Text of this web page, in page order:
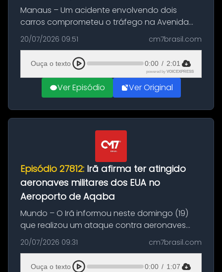
Manaus – Um acidente envolvendo dois
carros comprometeu o tráfego na Avenida
Brasil durante a manhã desta segunda-feira
(20), em frente ao complexo da Prefeitura de
Manaus, na Zona Oeste. A batida ter...
20/07/2026 09:51 cm7brasil.com
Ouça o texto 0:00 / 2:01
powered by VOICEXPRESS
Ver Episódio Ver Original
Episódio 27812: Irã afirma ter atingido
aeronaves militares dos EUA no
Aeroporto de Aqaba
Mundo – O Irã informou neste domingo (19)
que realizou um ataque contra aeronaves
militares dos Estados Unidos estacionadas no
Aeroporto de Aqaba, na Jordânia, durante a
21ª fase da Operação Nasr 2. A...
20/07/2026 09:31 cm7brasil.com
Ouça o texto 0:00 / 1:07